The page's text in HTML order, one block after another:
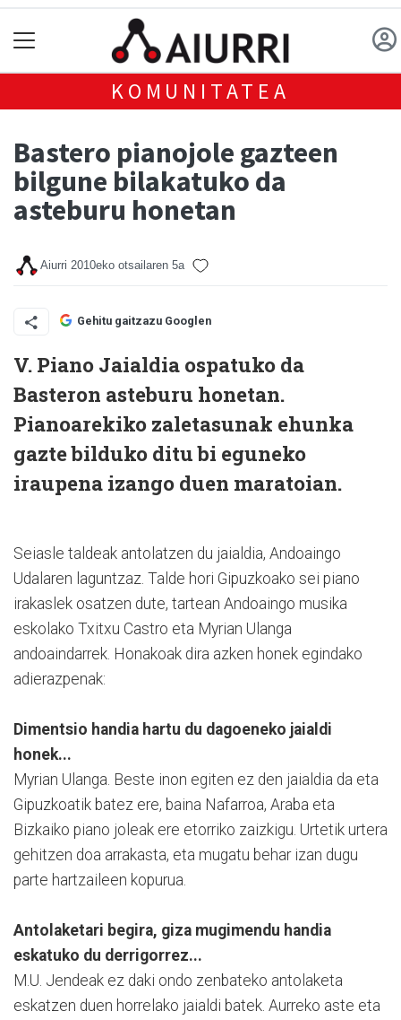
KOMUNITATEA
Bastero pianojole gazteen
bilgune bilakatuko da
asteburu honetan
Aiurri 2010eko otsailaren 5a
Gehitu gaitzazu Googlen
V. Piano Jaialdia ospatuko da
Basteron asteburu honetan.
Pianoarekiko zaletasunak ehunka
gazte bilduko ditu bi eguneko
iraupena izango duen maratoian.
Seiasle taldeak antolatzen du jaialdia, Andoaingo
Udalaren laguntzaz. Talde hori Gipuzkoako sei piano
irakaslek osatzen dute, tartean Andoaingo musika
eskolako Txitxu Castro eta Myrian Ulanga
andoaindarrek. Honakoak dira azken honek egindako
adierazpenak:
Dimentsio handia hartu du dagoeneko jaialdi
honek...
Myrian Ulanga. Beste inon egiten ez den jaialdia da eta
Gipuzkoatik batez ere, baina Nafarroa, Araba eta
Bizkaiko piano joleak ere etorriko zaizkigu. Urtetik urtera
gehitzen doa arrakasta, eta mugatu behar izan dugu
parte hartzaileen kopurua.
Antolaketari begira, giza mugimendu handia
eskatuko du derrigorrez...
M.U. Jendeak ez daki ondo zenbateko antolaketa
eskatzen duen horrelako jaialdi batek. Aurreko aste eta